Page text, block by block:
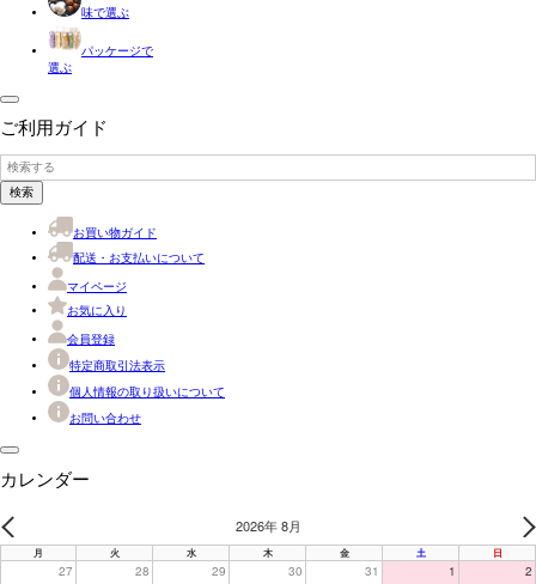
味で選ぶ
パッケージで
選ぶ
ご利用ガイド
検索
お買い物ガイド
配送・お支払いについて
マイページ
お気に入り
会員登録
特定商取引法表示
個人情報の取り扱いについて
お問い合わせ
カレンダー
2026年 8月
月 火 水 木 金 土 日
27 28 29 30 31 1 2